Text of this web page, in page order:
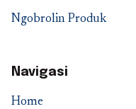
Ngobrolin Produk
Navigasi
Home